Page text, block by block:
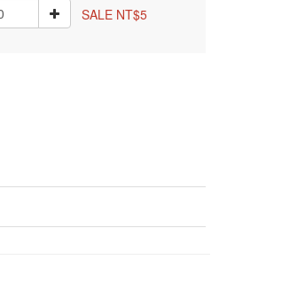
SALE NT$5